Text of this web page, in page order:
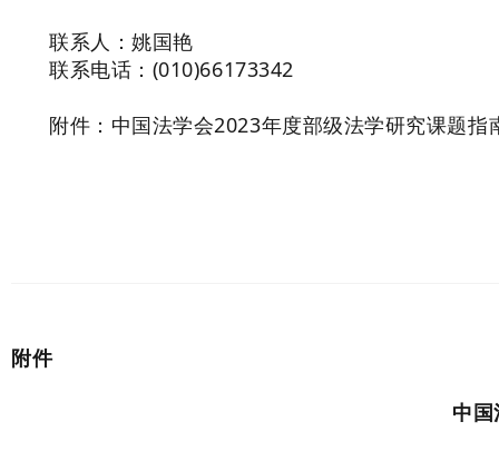
联系人：姚国艳
联系电话：(010)66173342
附件：中国法学会2023年度部级法学研究课题指
附件
中